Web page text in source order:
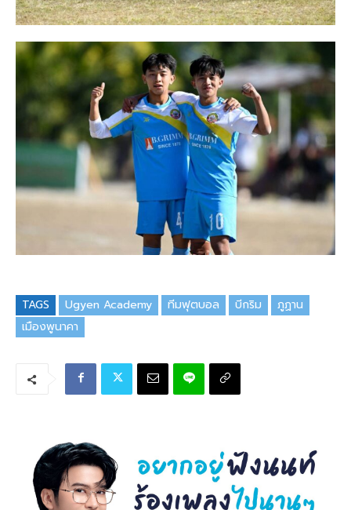
TAGS Ugyen Academy ทีมฟุตบอล บีกริม
ภูฏาน
เมืองพูนาคา